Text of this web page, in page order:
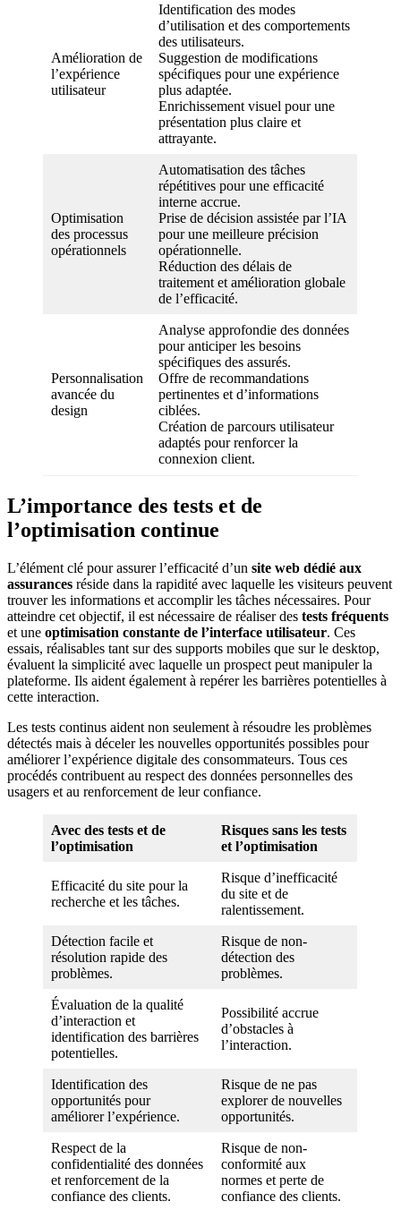
Amélioration de
l’expérience
utilisateur
Identification des modes
d’utilisation et des comportements
des utilisateurs.
Suggestion de modifications
spécifiques pour une expérience
plus adaptée.
Enrichissement visuel pour une
présentation plus claire et
attrayante.
Optimisation
des processus
opérationnels
Automatisation des tâches
répétitives pour une efficacité
interne accrue.
Prise de décision assistée par l’IA
pour une meilleure précision
opérationnelle.
Réduction des délais de
traitement et amélioration globale
de l’efficacité.
Personnalisation
avancée du
design
Analyse approfondie des données
pour anticiper les besoins
spécifiques des assurés.
Offre de recommandations
pertinentes et d’informations
ciblées.
Création de parcours utilisateur
adaptés pour renforcer la
connexion client.
L’importance des tests et de
l’optimisation continue
L’élément clé pour assurer l’efficacité d’un site web dédié aux
assurances réside dans la rapidité avec laquelle les visiteurs peuvent
trouver les informations et accomplir les tâches nécessaires. Pour
atteindre cet objectif, il est nécessaire de réaliser des tests fréquents
et une optimisation constante de l’interface utilisateur. Ces
essais, réalisables tant sur des supports mobiles que sur le desktop,
évaluent la simplicité avec laquelle un prospect peut manipuler la
plateforme. Ils aident également à repérer les barrières potentielles à
cette interaction.
Les tests continus aident non seulement à résoudre les problèmes
détectés mais à déceler les nouvelles opportunités possibles pour
améliorer l’expérience digitale des consommateurs. Tous ces
procédés contribuent au respect des données personnelles des
usagers et au renforcement de leur confiance.
Avec des tests et de
l’optimisation
Risques sans les tests
et l’optimisation
Efficacité du site pour la
recherche et les tâches.
Risque d’inefficacité
du site et de
ralentissement.
Détection facile et
résolution rapide des
problèmes.
Risque de non-
détection des
problèmes.
Évaluation de la qualité
d’interaction et
identification des barrières
potentielles.
Possibilité accrue
d’obstacles à
l’interaction.
Identification des
opportunités pour
améliorer l’expérience.
Risque de ne pas
explorer de nouvelles
opportunités.
Respect de la
confidentialité des données
et renforcement de la
confiance des clients.
Risque de non-
conformité aux
normes et perte de
confiance des clients.